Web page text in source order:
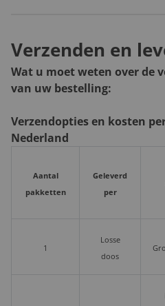
Verzenden en
Wat u moet weten over de
van uw bestelling:
Verzendopties en kosten
Nederland
Aantal
pakketten
Geleverd
per
1
Losse
doos